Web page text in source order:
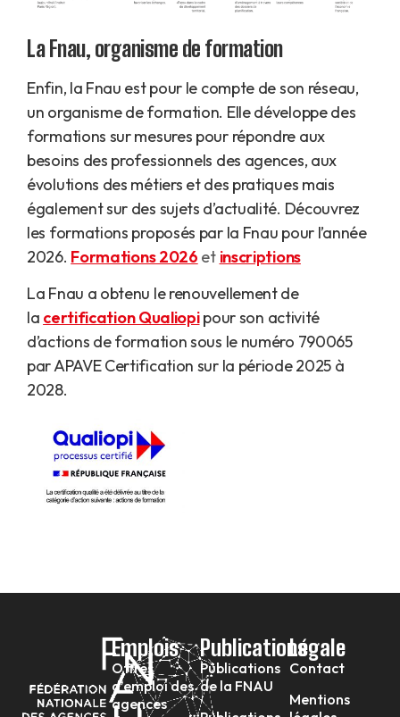
La Fnau, organisme de formation
Enfin, la Fnau est pour le compte de son réseau,
un organisme de formation. Elle développe des
formations sur mesures pour répondre aux
besoins des professionnels des agences, aux
évolutions des métiers et des pratiques mais
également sur des sujets d’actualité. Découvrez
les formations proposés par la Fnau pour l’année
2026. Formations 2026 et inscriptions
La Fnau a obtenu le renouvellement de
la certification Qualiopipour son activité
d’actions de formation sous le numéro 790065
par APAVE Certification sur la période 2025 à
2028.
Emplois
Offres
d’emploi des
agences
Publications
Publications
de la FNAU
Légale
Contact
Mentions